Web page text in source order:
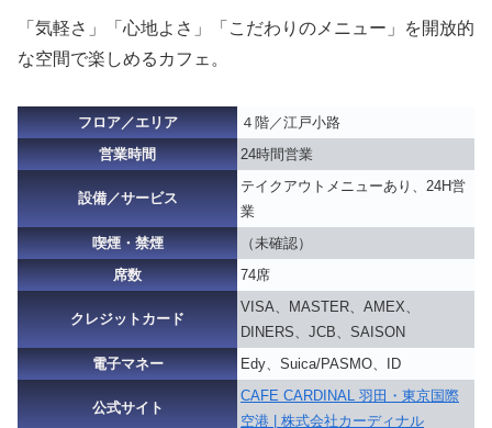
「気軽さ」「心地よさ」「こだわりのメニュー」を開放的
な空間で楽しめるカフェ。
フロア／エリア
４階／江戸小路
営業時間
24時間営業
設備／サービス
テイクアウトメニューあり、24H営
業
喫煙・禁煙
（未確認）
席数
74席
クレジットカード
VISA、MASTER、AMEX、
DINERS、JCB、SAISON
電子マネー
Edy、Suica/PASMO、ID
公式サイト
CAFE CARDINAL 羽田・東京国際
空港 | 株式会社カーディナル